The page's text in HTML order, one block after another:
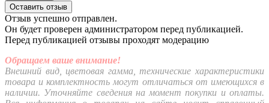
Оставить отзыв
Отзыв успешно отправлен.
Он будет проверен администратором перед публикацией.
Перед публикацией отзывы проходят модерацию
Обращаем ваше внимание!
Внешний вид, цветовая гамма, технические характеристики
товара и комплектность могут отличаться от имеющихся в
наличии. Уточняйте сведения на момент покупки и оплаты.